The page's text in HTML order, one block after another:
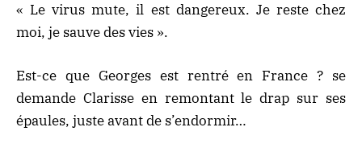
« Le virus mute, il est dangereux. Je reste chez
moi, je sauve des vies ».
Est-ce que Georges est rentré en France ? se
demande Clarisse en remontant le drap sur ses
épaules, juste avant de s’endormir…